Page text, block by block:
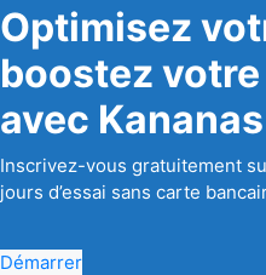
Optimisez
boostez
avec Kananas
Inscrivez-vous gratuitement
jours d’essai sans carte
Démarrer